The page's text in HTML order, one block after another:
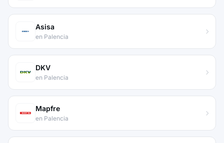
Asisa
en Palencia
DKV
en Palencia
Mapfre
en Palencia